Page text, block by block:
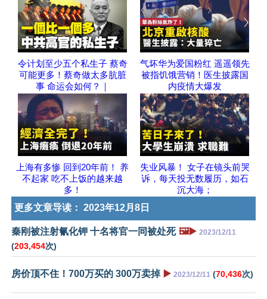
令计划至少五个私生子 蔡奇
可能更多！蔡奇做太多肮脏
事 命运会如何？｜
气坏华为爱国粉红 遥遥领先
被指饥饿营销！医生披露国
内疫情大爆发
上海有多惨 回到20年前！ 养
不起家 吃不上饭的越来越
多！
失业风暴！ 女子在镜头前哭
诉，每天投无数履历，如石
沉大海；
更多文章导读： 2023年12月8日
秦刚被注射氰化钾 十名将官一同被处死 🖼️▶️ 2023/12/11
(203,454次)
房价顶不住！700万买的 300万卖掉 ▶️ 2023/12/11 (70,436次)